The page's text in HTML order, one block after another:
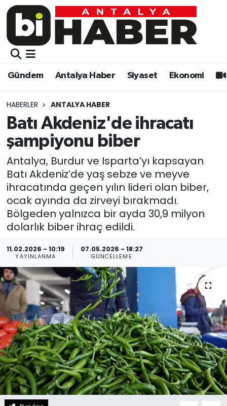
Gündem Antalya Haber Siyaset Ekonomi
HABERLER ANTALYA HABER
Batı Akdeniz'de ihracatı
şampiyonu biber
Antalya, Burdur ve Isparta’yı kapsayan
Batı Akdeniz’de yaş sebze ve meyve
ihracatında geçen yılın lideri olan biber,
ocak ayında da zirveyi bırakmadı.
Bölgeden yalnızca bir ayda 30,9 milyon
dolarlık biber ihraç edildi.
11.02.2026 - 10:19
YAYINLANMA
07.05.2026 - 18:27
GÜNCELLEME
Gündem
Siyaset
Ekonomi
Video
Eğitim
Kültür-sanat
Sağlık
Spor
Teknoloji
Resmi İlanlar
Gündem
Siyaset
Eğitim
Ekonomi
Kültür-sanat
Sağlık
Spor
Teknoloji
Yaşam
Künye
Gizlilik Sözleşmesi
İletişim
Muratpaşa Nöbetçi Eczaneler
Muratpaşa Trafik Yoğunluk Haritası
Süper Lig Puan Durumu ve Fikstür
Tüm Manşetler
Son Dakika Haberleri
Haber Arşivi